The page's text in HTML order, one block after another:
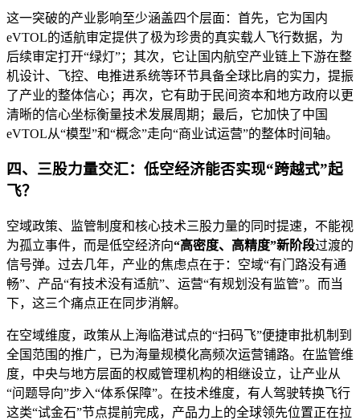
这一突破的产业影响至少涵盖四个层面：首先，它为国内
eVTOL的适航审定提供了极为珍贵的真实载人飞行数据，为
后续审定打开“绿灯”；其次，它让国内航空产业链上下游在整
机设计、飞控、电推进系统等环节具备全球比肩的实力，提振
了产业的整体信心；再次，它有助于民间资本和地方政府以更
清晰的信心坐标衡量技术发展周期；最后，它加快了中国
eVTOL从“模型”和“概念”走向“商业试运营”的整体时间轴。
四、三股力量交汇：低空经济能否实现“跨越式”起
飞？
空域政策、监管制度和核心技术三股力量的同时提速，不能视
为孤立事件，而是低空经济向“高密度、高精度”新阶段过渡的
信号弹。过去几年，产业的焦虑点在于：空域“有门路没有通
畅”、产品“有技术没有适航”、运营“有规划没有监管”。而当
下，这三个痛点正在同步消解。
在空域维度，政策从上海临港试点的“扫码飞”便捷审批机制到
全国范围的推广，已为海量规模化高频次运营铺路。在监管维
度，中央与地方层面的权威管理机构的相继设立，让产业从
“问题导向”步入“体系保障”。在技术维度，有人驾驶转换飞行
这类“试金石”节点提前完成，产品力上的全球领先位置正在拉